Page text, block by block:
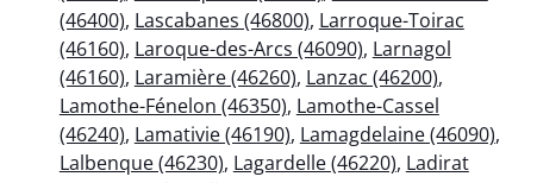
(46400), Lascabanes (46800), Larroque-Toirac
(46160), Laroque-des-Arcs (46090), Larnagol
(46160), Laramière (46260), Lanzac (46200),
Lamothe-Fénelon (46350), Lamothe-Cassel
(46240), Lamativie (46190), Lamagdelaine (46090),
Lalbenque (46230), Lagardelle (46220), Ladirat